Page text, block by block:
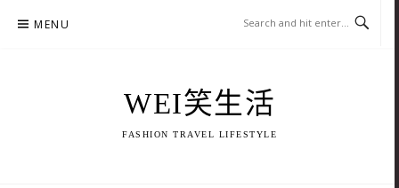
MENU
WEI笑生活
FASHION TRAVEL LIFESTYLE